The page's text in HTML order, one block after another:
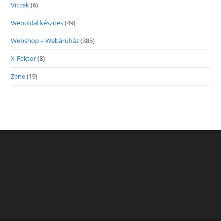
Viccek(6)
Weboldal készítés(49)
Webshop – Webáruház(385)
X-Faktor(8)
Zene(19)